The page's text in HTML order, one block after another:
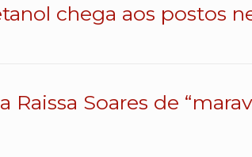
chega aos postos
Raissa Soares de